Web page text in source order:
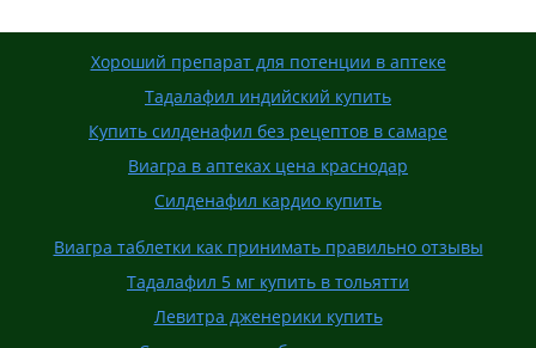
Хороший препарат для потенции в аптеке
Тадалафил индийский купить
Купить силденафил без рецептов в самаре
Виагра в аптеках цена краснодар
Силденафил кардио купить
Виагра таблетки как принимать правильно отзывы
Тадалафил 5 мг купить в тольятти
Левитра дженерики купить